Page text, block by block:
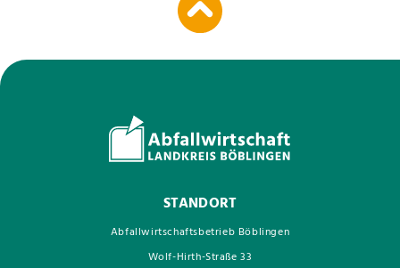
STANDORT
Abfallwirtschaftsbetrieb Böblingen
Wolf-Hirth-Straße 33